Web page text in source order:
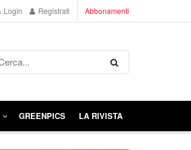
Login Registrati Abbonamenti
GREENPICS LA RIVISTA